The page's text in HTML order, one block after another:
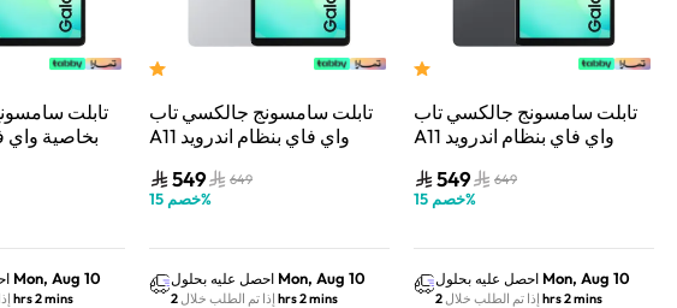
تابلت
Mon, Aug 10
2 hrs 2 mins
تابلت سامسونج جالكسي تاب
A11 واي فاي بنظام اندرويد
64 جيجابايت، شاشة 8.7 بوصة،
فضي
549 649
خصم 15 %
احصل عليه بحلول Mon, Aug 10
إذا تم الطلب خلال 2 hrs 2 mins
تابلت سامسونج جالكسي تاب
A11 واي فاي بنظام اندرويد
64 جيجابايت، شاشة 8.7 بوصة،
رمادي
549 649
خصم 15 %
احصل عليه بحلول Mon, Aug 10
إذا تم الطلب خلال 2 hrs 2 mins